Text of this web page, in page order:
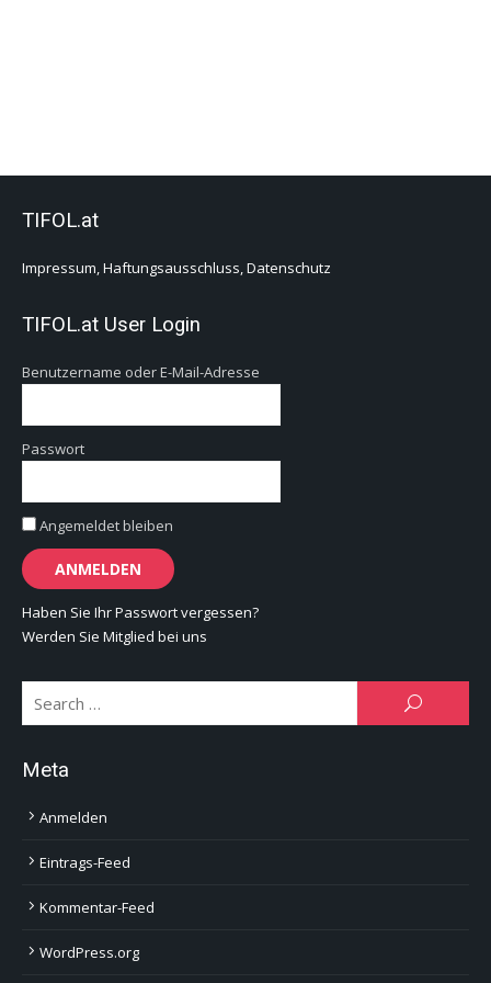
TIFOL.at
Impressum, Haftungsausschluss, Datenschutz
TIFOL.at User Login
Benutzername oder E-Mail-Adresse
Passwort
Angemeldet bleiben
Haben Sie Ihr Passwort vergessen?
Werden Sie Mitglied bei uns
SEARCH
Meta
Anmelden
Eintrags-Feed
Kommentar-Feed
WordPress.org